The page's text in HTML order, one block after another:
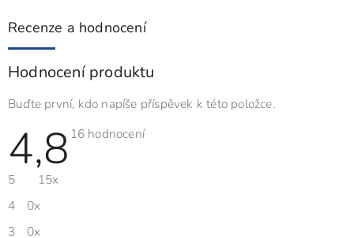
Recenze a hodnocení
Hodnocení produktu
Buďte první, kdo napíše příspěvek k této položce.
4,8 Průměrné
16 hodnocení
5
15x
4
0x
3
0x